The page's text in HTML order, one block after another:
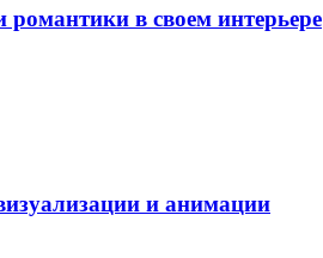
в своем интерьере
и анимации